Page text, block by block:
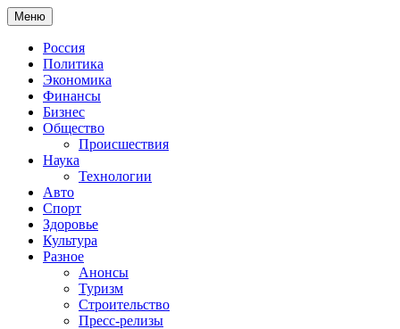
Меню
Россия
Политика
Экономика
Финансы
Бизнес
Общество
Происшествия
Наука
Технологии
Авто
Спорт
Здоровье
Культура
Разное
Анонсы
Туризм
Строительство
Пресс-релизы